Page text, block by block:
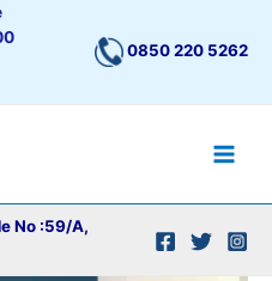
0850 220 5262
No :59/A,